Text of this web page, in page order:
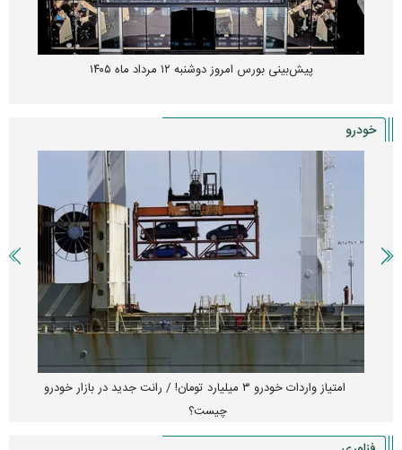
پیش‌بینی بورس امروز دوشنبه ۱۲ مرداد ماه ۱۴۰۵
خودرو
امتیاز واردات خودرو ۳ میلیارد تومان! / رانت جدید در بازار خودرو
چیست؟